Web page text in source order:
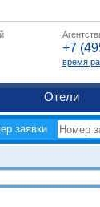
+7
время
Отели
заявки